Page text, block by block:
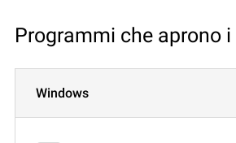
Programmi che aprono
Windows